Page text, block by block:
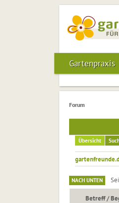
Gartenpraxis
Forum
Übersicht
NACH UNTEN
Betreff/